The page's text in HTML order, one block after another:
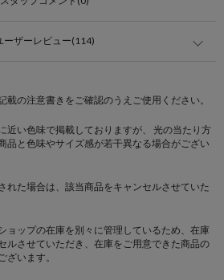
ーザーレビュー(114)
の注意書きをご確認のうえご使用ください。
い色味で掲載しておりますが、 光の当たり方
品と色味やサイズ感が若干異なる場合がござい
た場合は、該当商品をキャンセルさせていた
ョップの在庫を別々に管理しているため、在庫
ルさせていただき、在庫をご用意できた商品の
ざいます。